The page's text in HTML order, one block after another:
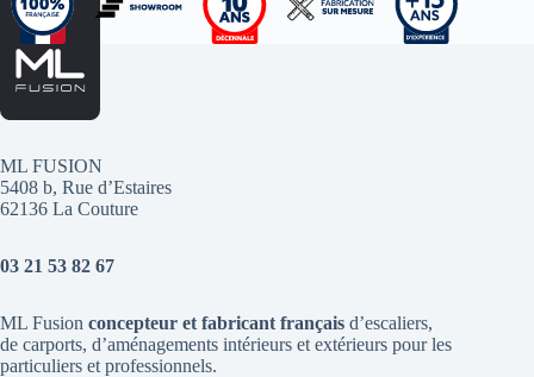
ML FUSION
5408 b, Rue d’Estaires
62136 La Couture
03 21 53 82 67
ML Fusion concepteur et fabricant français d’escaliers,
de carports, d’aménagements intérieurs et extérieurs pour les
particuliers et professionnels.